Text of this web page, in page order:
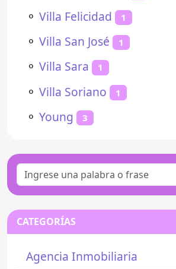
⚬ Villa Felicidad 1
⚬ Villa San José 1
⚬ Villa Sara 1
⚬ Villa Soriano 1
⚬ Young 3
CATEGORÍAS
Agencia Inmobiliaria